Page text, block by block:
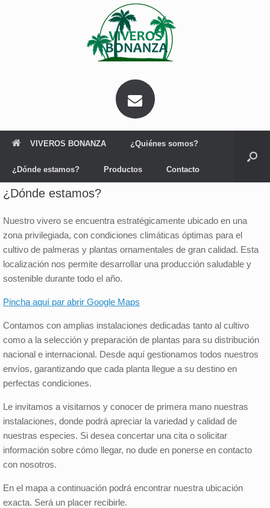
VIVEROS BONANZA ¿Quiénes somos?
¿Dónde estamos? Productos Contacto
¿Dónde estamos?
Nuestro vivero se encuentra estratégicamente ubicado en una
zona privilegiada, con condiciones climáticas óptimas para el
cultivo de palmeras y plantas ornamentales de gran calidad. Esta
localización nos permite desarrollar una producción saludable y
sostenible durante todo el año.
Pincha aquí par abrir Google Maps
Contamos con amplias instalaciones dedicadas tanto al cultivo
como a la selección y preparación de plantas para su distribución
nacional e internacional. Desde aquí gestionamos todos nuestros
envíos, garantizando que cada planta llegue a su destino en
perfectas condiciones.
Le invitamos a visitarnos y conocer de primera mano nuestras
instalaciones, donde podrá apreciar la variedad y calidad de
nuestras especies. Si desea concertar una cita o solicitar
información sobre cómo llegar, no dude en ponerse en contacto
con nosotros.
En el mapa a continuación podrá encontrar nuestra ubicación
exacta. Será un placer recibirle.